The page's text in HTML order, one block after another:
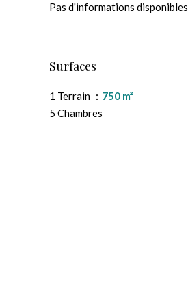
Pas d'informations disponibles
Surfaces
1 Terrain
750 m²
5 Chambres